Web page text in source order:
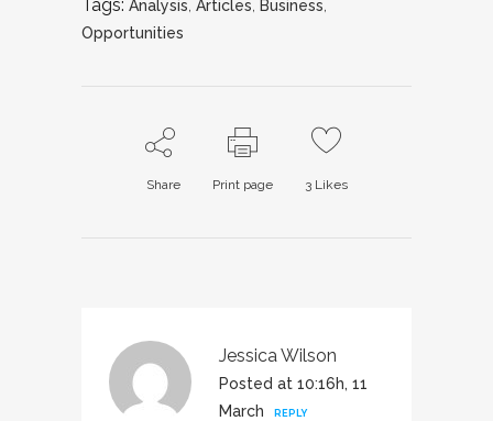
Tags: Analysis, Articles, Business,
Opportunities
Share Print page 3 Likes
Jessica Wilson
Posted at 10:16h, 11
March
REPLY